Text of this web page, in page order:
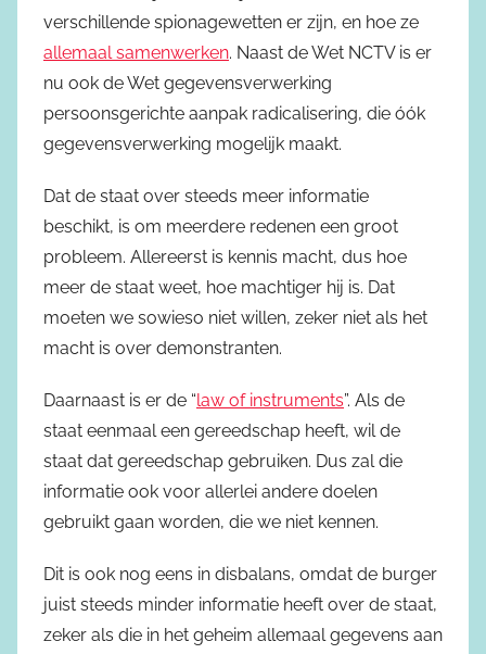
verschillende spionagewetten er zijn, en hoe ze
allemaal samenwerken. Naast de Wet NCTV is er
nu ook de Wet gegevensverwerking
persoonsgerichte aanpak radicalisering, die óók
gegevensverwerking mogelijk maakt.
Dat de staat over steeds meer informatie
beschikt, is om meerdere redenen een groot
probleem. Allereerst is kennis macht, dus hoe
meer de staat weet, hoe machtiger hij is. Dat
moeten we sowieso niet willen, zeker niet als het
macht is over demonstranten.
Daarnaast is er de “law of instruments”. Als de
staat eenmaal een gereedschap heeft, wil de
staat dat gereedschap gebruiken. Dus zal die
informatie ook voor allerlei andere doelen
gebruikt gaan worden, die we niet kennen.
Dit is ook nog eens in disbalans, omdat de burger
juist steeds minder informatie heeft over de staat,
zeker als die in het geheim allemaal gegevens aan